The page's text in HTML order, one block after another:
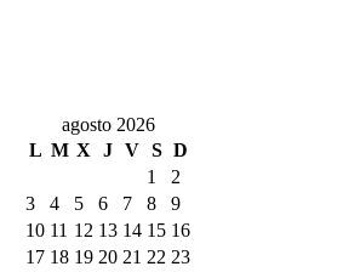
agosto 2026
L M X J V S D
1
2
3
4 5 6 7 8
9
10 11 12 13 14 15 16
17 18 19 20 21 22 23